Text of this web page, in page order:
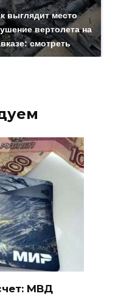
выглядит место
вертолета на
смотреть
МВД